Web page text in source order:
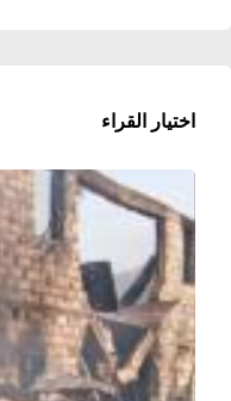
اختيار القراء